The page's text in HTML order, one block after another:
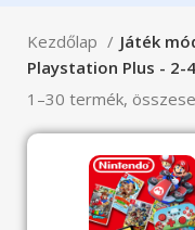
Kezdőlap
Játék
Playstation Plus - 2-
1–30 termék,